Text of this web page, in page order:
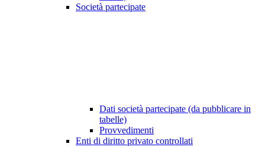
Società partecipate
Dati società partecipate (da pubblicare in
tabelle)
Provvedimenti
Enti di diritto privato controllati